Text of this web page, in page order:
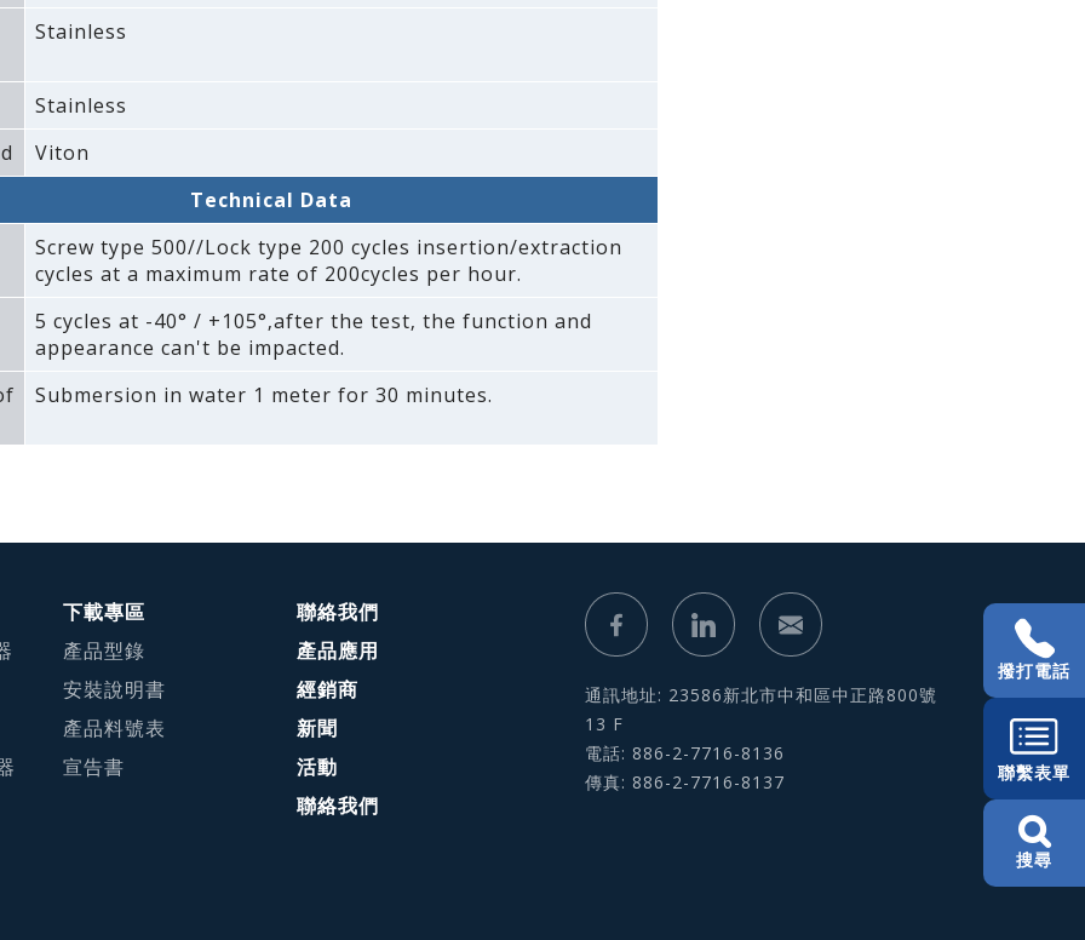
Stainless
Stainless
Viton
Technical Data
Screw type 500//Lock type 200 cycles insertion/extraction
cycles at a maximum rate of 200cycles per hour.
5 cycles at -40° / +105°‚after the test‚ the function and
appearance can't be impacted.
Submersion in water 1 meter for 30 minutes.
下載專區
產品型錄
安裝說明書
產品料號表
宣告書
聯絡我們
產品應用
經銷商
新聞
活動
聯絡我們
通訊地址: 23586新北市中和區中正路800號
13 F
電話: 886-2-7716-8136
傳真: 886-2-7716-8137
撥打電話
聯繫表單
搜尋